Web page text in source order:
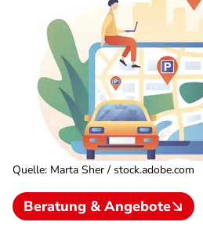
Quelle: Marta Sher / stock.adobe.com
Beratung & Angebote